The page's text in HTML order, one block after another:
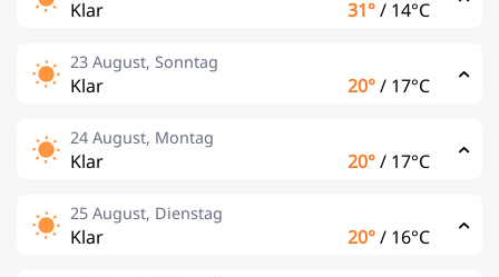
Klar 31°/ 14°C
23 August, Sonntag
Klar 20°/ 17°C
24 August, Montag
Klar 20°/ 17°C
25 August, Dienstag
Klar 20°/ 16°C